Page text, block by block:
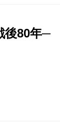
後80年─